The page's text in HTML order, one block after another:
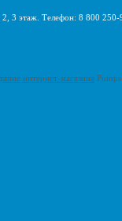
2, 3 этаж. Телефон: 8 800
интернет-магазина